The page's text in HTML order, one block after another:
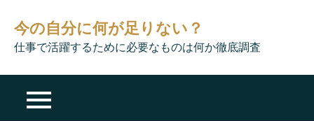
content
今の自分に何が足りない？
仕事で活躍するために必要なものは何か徹底調査